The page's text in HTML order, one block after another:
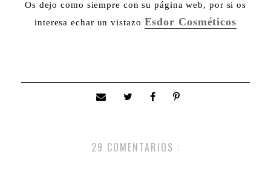
Os dejo como siempre con su página web, por si os
interesa echar un vistazo Esdor Cosméticos
29 COMENTARIOS :